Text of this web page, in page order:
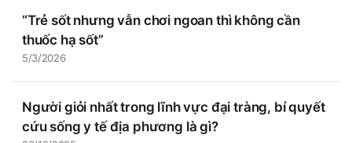
“Trẻ sốt nhưng vẫn chơi ngoan thì không cần
thuốc hạ sốt”
5/3/2026
Người giỏi nhất trong lĩnh vực đại tràng, bí quyết
cứu sống y tế địa phương là gì?